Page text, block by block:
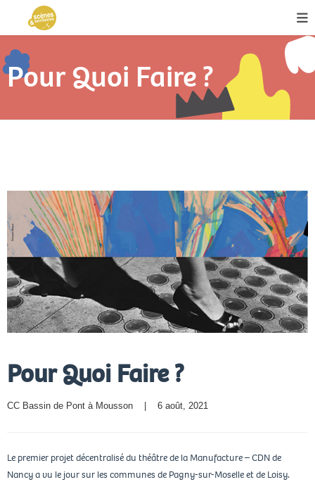
Pour Quoi Faire ?
Pour Quoi Faire ?
CC Bassin de Pont à Mousson
    |    6 août, 2021
Le premier projet décentralisé du théâtre de la Manufacture – CDN de
Nancy a vu le jour sur les communes de Pagny-sur-Moselle et de Loisy.